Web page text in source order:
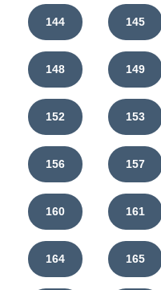
144 145
148 149
152 153
156 157
160 161
164 165